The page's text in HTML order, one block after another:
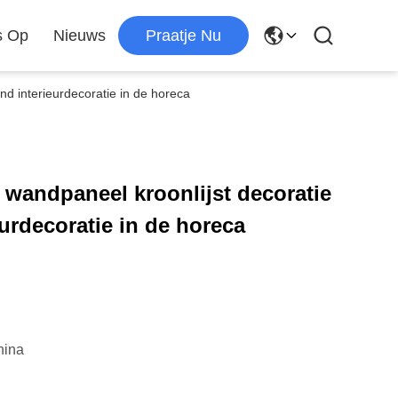
Op Nieuws Praatje Nu
interieurdecoratie in de horeca
kroonlijst decoratie
in de horeca